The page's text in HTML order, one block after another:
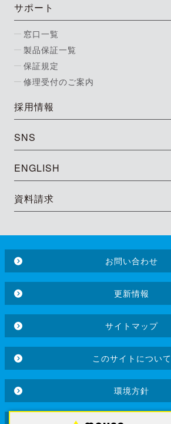
サポート
窓口一覧
製品保証一覧
保証規定
修理受付のご案内
採用情報
SNS
ENGLISH
資料請求
お問い合わせ
更新情報
サイトマップ
このサイトについて
環境方針